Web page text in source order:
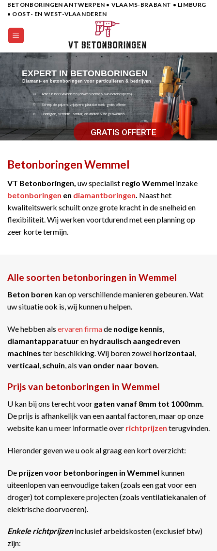
Skip
content
BETONBORINGEN ANTWERPEN • VLAAMS-BRABANT • LIMBURG
• OOST- EN WEST-VLAANDEREN
EXPERT IN BETONBORINGEN
Diamant- en betonboringen voor particulieren & bedrijven
Actief in heel Vlaanderen (ervaren netwerk van betonexperts)
Scherpste prijzen, vrijbijvend plaatsbezoek, gratis offerte
Leidingen, ventilatie, sanitair, elektriciteit & wegenwerken
GRATIS OFFERTE
Betonboringen Wemmel
VT Betonboringen, uw specialist regio Wemmel inzake
betonboringen en diamantboringen. Naast het
kwaliteitswerk schuilt onze grote kracht in de snelheid en
flexibiliteit. Wij werken voortdurend met een planning op
zeer korte termijn.
Alle soorten betonboringen in Wemmel
Beton boren kan op verschillende manieren gebeuren. Wat
uw situatie ook is, wij kunnen u helpen.
We hebben als ervaren firmade nodige kennis
diamantapparatuuren hydraulisch aangedreven
machines ter beschikking. Wij boren zowel horizontaal
verticaal schuin , als van onder naar boven.
Prijs van betonboringen in Wemmel
U kan bij ons terecht voor gaten vanaf 8mm tot 1000mm.
De prijs is afhankelijk van een aantal factoren, maar op onze
website kan u meer informatie over richtprijzen terugvinden.
Hieronder geven we u ook al graag een kort overzicht:
De prijzen voor betonboringen in Wemmel kunnen
uiteenlopen van eenvoudige taken (zoals een gat voor een
droger) tot complexere projecten (zoals ventilatiekanalen of
elektrische doorvoeren).
Enkele richtprijzeninclusief arbeidskosten (exclusief btw)
zijn: